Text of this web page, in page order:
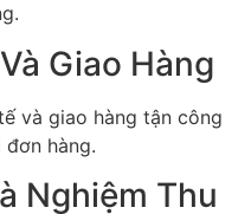
Giao Hàng
và giao hàng tận công
hàng.
Nghiệm Thu